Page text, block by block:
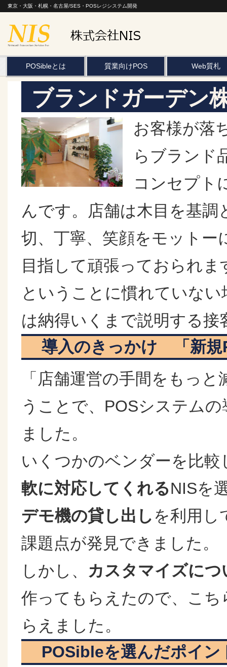
東京・大阪・札幌・名古屋/SES・POSレジシステム開発
POSibleとは 質業向けPOS Web質札
ブランドガーデン
お客様が落
らブランド
コンセプト
んです。店舗は木目を基
切、丁寧、笑顔をモットー
目指して頑張っておられ
ということに慣れていな
は納得いくまで説明する
導入のきっかけ 「新規
「店舗運営の手間をもっ
うことで、POSシステム
ました。
いくつかのベンダーを比較
軟に対応してくれるNISを
デモ機の貸し出しを利用し
課題点が発見できました。
しかし、
カスタマイズに
作ってもらえたので、こ
らえました。
POSibleを選んだポイン